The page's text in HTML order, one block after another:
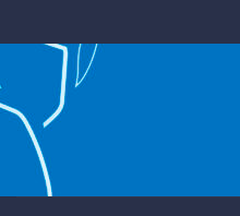
contenido